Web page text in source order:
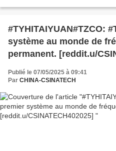
#TYHITAIYUAN#TZCO:
système au monde de
permanent. [reddit.u/
Publié le 07/05/2025 à 09:41
Par CHINA-CSINATECH